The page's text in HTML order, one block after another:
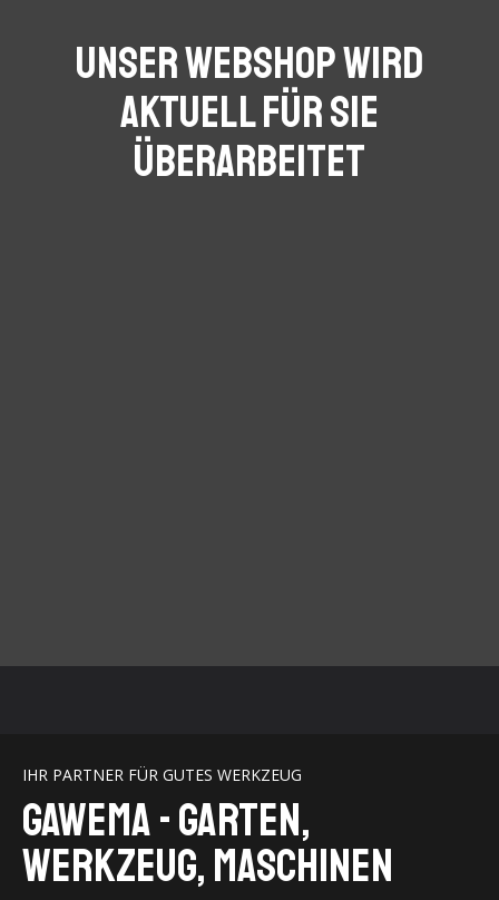
Unser Webshop wird
aktuell für Sie
überarbeitet
IHR PARTNER FÜR GUTES WERKZEUG
GaWeMA - Garten,
Werkzeug, Maschinen